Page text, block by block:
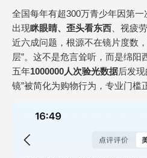
全国每年有超300万青少年因第
出现眯眼睛、歪头看东西 、视疲
近六成问题，根源不在镜片度数
层”。这不是危言耸听，而是绵阳
五年1000000人次验光数据后发
镜”被简化为购物行为，专业门槛